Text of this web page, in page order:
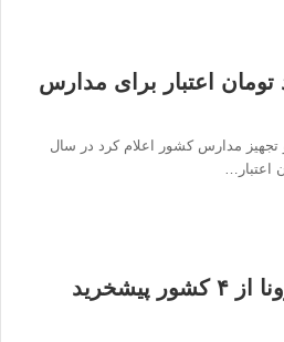
میلیارد تومان اعتبار برای مدارس
مدارس کشور اعلام کرد در سال
۲۱ میلیون واکسن کرونا از ۴ کشور پیش‎خرید